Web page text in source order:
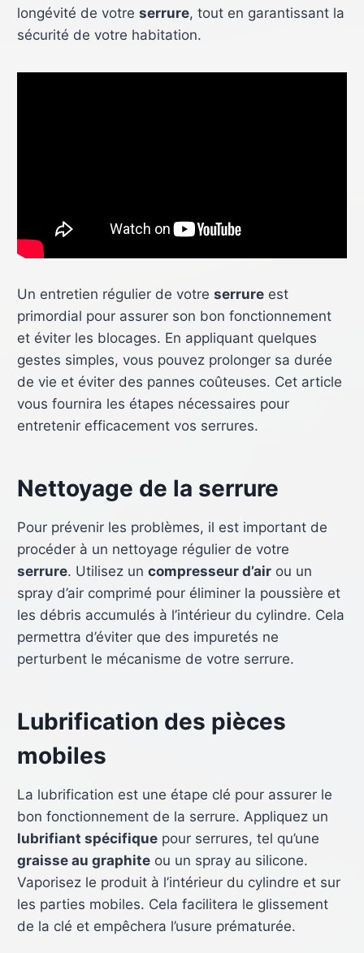
longévité de votre serrure, tout en garantissant la
sécurité de votre habitation.
Un entretien régulier de votre serrureest
primordial pour assurer son bon fonctionnement
et éviter les blocages. En appliquant quelques
gestes simples, vous pouvez prolonger sa durée
de vie et éviter des pannes coûteuses. Cet article
vous fournira les étapes nécessaires pour
entretenir efficacement vos serrures.
Nettoyage de la serrure
Pour prévenir les problèmes, il est important de
procéder à un nettoyage régulier de votre
serrure. Utilisez un compresseur d’airou un
spray d’air comprimé pour éliminer la poussière et
les débris accumulés à l’intérieur du cylindre. Cela
permettra d’éviter que des impuretés ne
perturbent le mécanisme de votre serrure.
Lubrification des pièces
mobiles
La lubrification est une étape clé pour assurer le
bon fonctionnement de la serrure. Appliquez un
lubrifiant spécifiquepour serrures, tel qu’une
graisse au graphiteou un spray au silicone.
Vaporisez le produit à l’intérieur du cylindre et sur
les parties mobiles. Cela facilitera le glissement
de la clé et empêchera l’usure prématurée.